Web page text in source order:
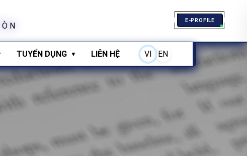
Ò N
E-PROFILE
TUYỂN DỤNG LIÊN HỆ VI EN